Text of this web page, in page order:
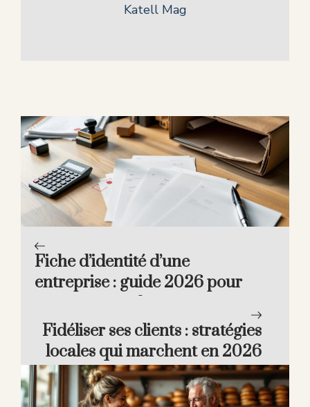
Katell Mag
Fiche d’identité d’une
entreprise : guide 2026 pour
Fidéliser ses clients : stratégies
locales qui marchent en 2026